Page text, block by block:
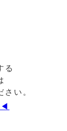
る
い。
◀︎